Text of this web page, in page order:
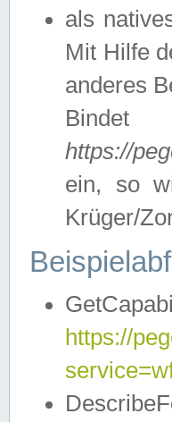
als
Mit Hilfe
anderes
Bindet
https://
ein, so
Krüger/
https://